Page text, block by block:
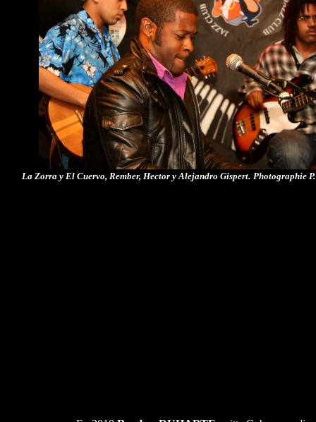
La Zorra y El Cuervo, Rember, Hector y Alejandro Gispert. Photographie